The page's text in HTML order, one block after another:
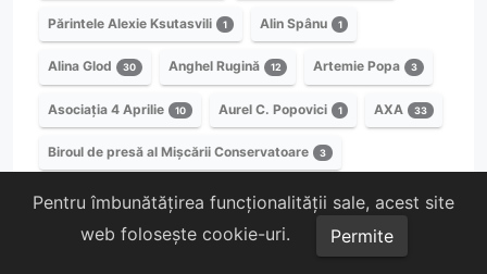
Părintele Alexie Ksutasvili 1 Alin Spânu 1
Alina Glod 30 Anghel Rugină 12 Artemie Popa 3
Asociația 4 Aprilie 10 Aurel C. Popovici 1 AXA 33
Biroul de presă al Mișcării Conservatoare 3
Cancelaria Mișcării Conservatoare
Centrul European de Studii Covasna – Harghita 37
Pentru îmbunătățirea funcționalității sale, acest site
web folosește cookie-uri.
Permite